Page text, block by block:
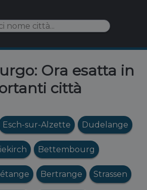
Ora esatta in
città
Esch-sur-Alzette Dudelange
Bettembourg
Bertrange Strassen